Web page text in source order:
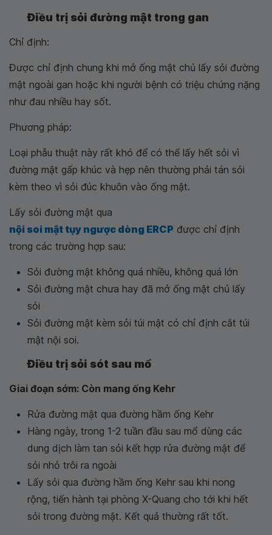
Điều trị sỏi đường mật trong gan
Chỉ định:
Được chỉ định chung khi mở ống mật chủ lấy sỏi đường
mật ngoài gan hoặc khi người bệnh có triệu chứng nặng
như đau nhiều hay sốt.
Phương pháp:
Loại phẫu thuật này rất khó để có thể lấy hết sỏi vì
đường mật gấp khúc và hẹp nên thường phải tán sỏi
kèm theo vì sỏi đúc khuôn vào ống mật.
Lấy sỏi đường mật qua
nội soi mật tụy ngược dòng ERCP được chỉ định
trong các trường hợp sau:
Sỏi đường mật không quá nhiều, không quá lớn
Sỏi đường mật chưa hay đã mở ống mật chủ lấy
sỏi
Sỏi đường mật kèm sỏi túi mật có chỉ định cắt túi
mật nội soi.
Điều trị sỏi sót sau mổ
Giai đoạn sớm: Còn mang ống Kehr
Rửa đường mật qua đường hầm ống Kehr
Hàng ngày, trong 1-2 tuần đầu sau mổ dùng các
dung dịch làm tan sỏi kết hợp rửa đường mật để
sỏi nhỏ trôi ra ngoài
Lấy sỏi qua đường hầm ống Kehr sau khi nong
rộng, tiến hành tại phòng X-Quang cho tới khi hết
sỏi trong đường mật. Kết quả thường rất tốt.